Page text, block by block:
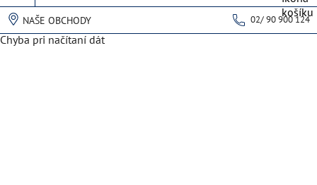
NAŠE OBCHODY 02/ 90 900 124
Chyba pri načítaní dát